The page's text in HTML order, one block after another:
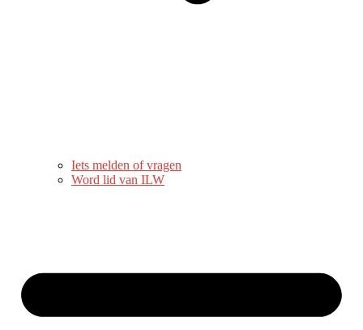
Iets melden of vragen
Word lid van ILW